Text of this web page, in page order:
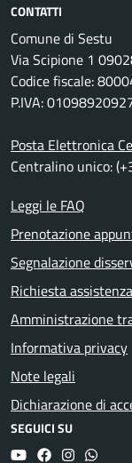
CONTATTI
Comune di Sestu
Via Scipione 1
Codice fiscale:
P.IVA:
Posta Elettronica
Centralino unico:
Leggi le FAQ
Prenotazione
Segnalazione
Richiesta assistenza
Amministrazione
Informativa privacy
Note legali
Dichiarazione di
SEGUICI SU
YouTubeFacebookInstagram